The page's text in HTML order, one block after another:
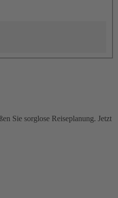
Sie sorglose Reiseplanung. Jetzt